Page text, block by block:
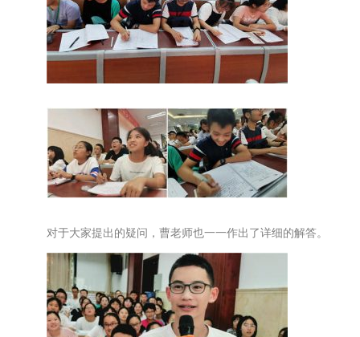
对于大家提出的疑问，曹老师也一一作出了详细的解答。